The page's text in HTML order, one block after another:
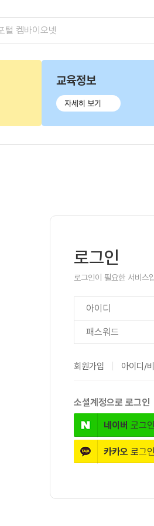
교육정보
자세히 보기
로그인
로그인이 필요한 서비스
회원가입 아이디/
소셜계정으로 로그인
네이버 로그인
카카오 로그인